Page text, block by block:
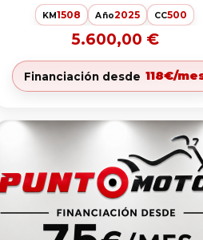
KM1508 Año2025 CC500
5.600,00 €
Financiación desde 118€/